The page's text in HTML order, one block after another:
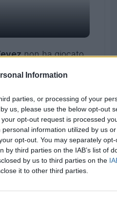
Information
parties, or processing of your
us, please use the below opt-out
opt-out request is processed
information utilized by us
opt-out. You may separately
third parties on the IAB’s list of
by us to third parties on the
it to other third parties.
non ha giocato
Gabbiadini, al
doppia cifra arriva
Rientra in
una doppietta,